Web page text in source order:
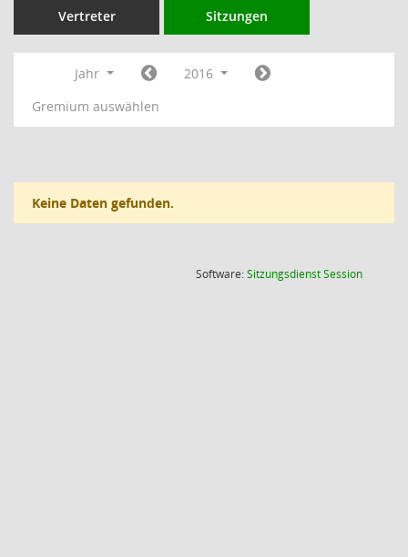
Vertreter Sitzungen
Jahr
2016
Gremium auswählen
Keine Daten gefunden.
Software:SitzungsdienstSession(Wird in